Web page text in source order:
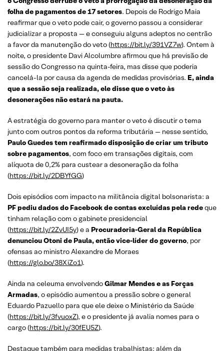
folha de pagamentos de 17 setores. Depois de Rodrigo Maia
reafirmar que o veto pode cair, o governo passou a considerar
judicializar a proposta — e conseguiu alguns adeptos no centrão
a favor da manutenção do veto (https://bit.ly/391VZ7w). Ontem à
noite, o presidente Davi Alcolumbre afirmou que há previsão de
sessão do Congresso na quinta-feira, mas disse que poderia
cancelá-la por causa da agenda de medidas provisórias. E, ainda
que a sessão seja realizada, ele disse que o veto às
desonerações não estará na pauta.
A estratégia do governo para manter o veto é discutir o tema
junto com outros pontos da reforma tributária — nesse sentido,
Paulo Guedes tem reafirmado disposição de criar um tributo
sobre pagamentos, com foco em transações digitais, com
alíquota de 0,2% para custear a desoneração da folha
(https://bit.ly/2DBYfGG)
Dois episódios com impacto na militância digital bolsonarista: a
PF pediu dados do Facebook de contas excluídas pela redeque
tinham relação com o gabinete presidencial
(https://bit.ly/2ZvUI5y) e a Procuradoria-Geral da República
denunciou Otoni de Paula, então vice-líder do governo, por
ofensas ao ministro Alexandre de Moraes
(https://glo.bo/38XiZo1).
Ainda na celeuma envolvendoGilmar Mendes e as Forças
Armadas, o episódio aumentou a pressão sobre o general
Eduardo Pazuello para que ele deixe o Ministério da Saúde
(https://bit.ly/3fvuoxZ), e o presidente já avalia nomes para o
cargo (https://bit.ly/30fEU5Z).
Destaque também para medidas trabalhistas: além da